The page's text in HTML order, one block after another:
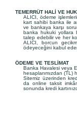
TEMERRÜT HALİ VE
ALICI, ödeme
kart sahibi banka ile
ve bankaya karşı
banka hukuki yollara
talep edebilir ve her
ALICI, borcun
ödeyeceğini kabul
ÖDEME VE TESLİMAT
Banka Havalesi veya
hesaplarımızdan (TL)
Sitemiz üzerinden
da online taksit
sonunda kredi